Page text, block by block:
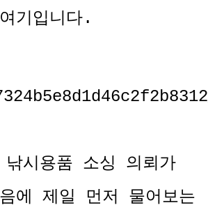
기입니다.
낚시용품 소싱 의뢰가
에 제일 먼저 물어보는